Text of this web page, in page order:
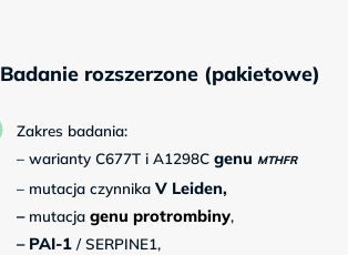
Badanie rozszerzone (pakietowe)
Zakres badania:
– warianty C677T i A1298CgenuMTHFR
– mutacja czynnikaV Leiden,
– mutacjagenu protrombiny,
– PAI-1 / SERPINE1,